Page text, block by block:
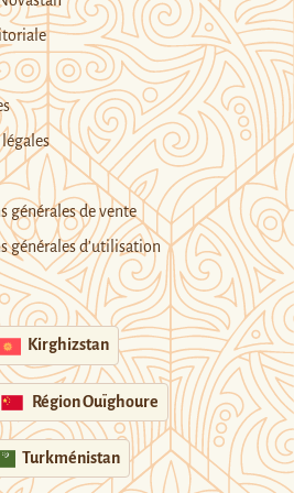
générales de vente
générales d’utilisation
Kirghizstan
Région Ouïghoure
Turkménistan